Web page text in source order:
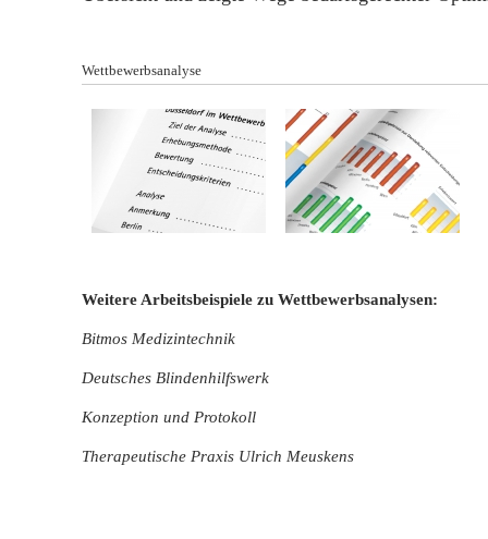
Wettbewerbsanalyse
Weitere Arbeitsbeispiele zu Wettbewerbsanalysen:
Bitmos Medizintechnik
Deutsches Blindenhilfswerk
Konzeption und Protokoll
Therapeutische Praxis Ulrich Meuskens